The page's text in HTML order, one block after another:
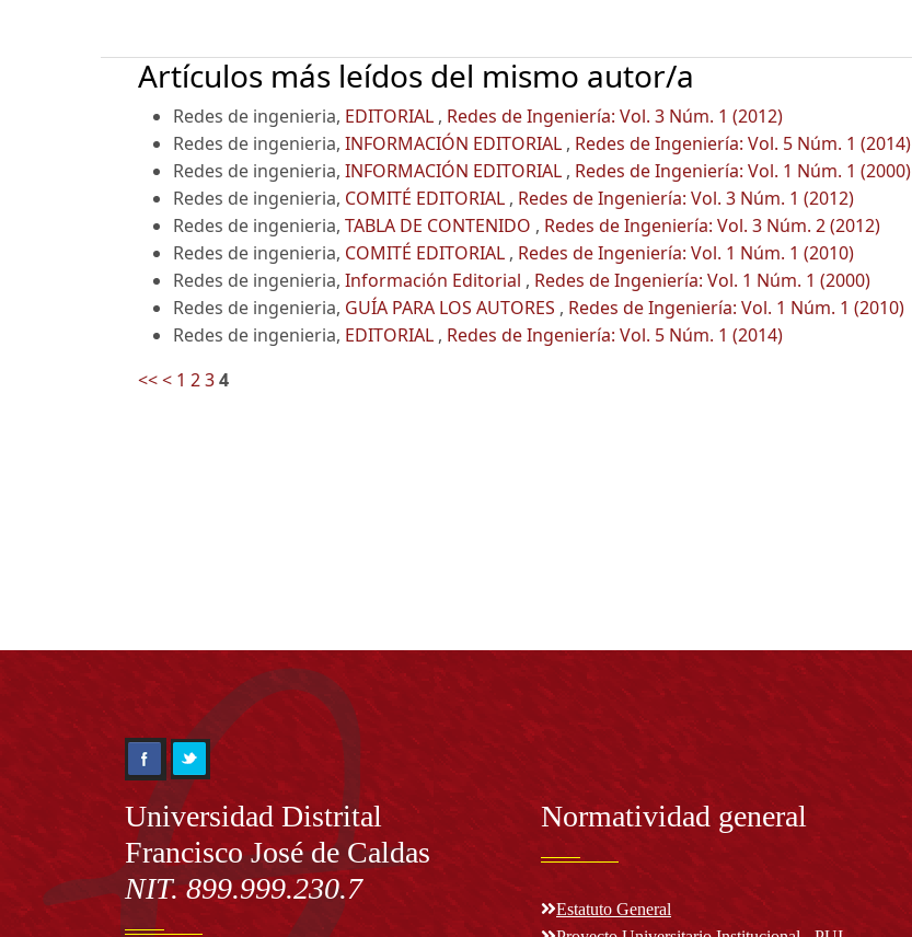
Artículos más leídos del mismo autor/a
Redes de ingenieria, EDITORIAL , Redes de Ingeniería: Vol. 3 Núm. 1 (2012)
Redes de ingenieria, INFORMACIÓN EDITORIAL , Redes de Ingeniería: Vol. 5 Núm. 1 (2014)
Redes de ingenieria, INFORMACIÓN EDITORIAL , Redes de Ingeniería: Vol. 1 Núm. 1 (2000)
Redes de ingenieria, COMITÉ EDITORIAL , Redes de Ingeniería: Vol. 3 Núm. 1 (2012)
Redes de ingenieria, TABLA DE CONTENIDO , Redes de Ingeniería: Vol. 3 Núm. 2 (2012)
Redes de ingenieria, COMITÉ EDITORIAL , Redes de Ingeniería: Vol. 1 Núm. 1 (2010)
Redes de ingenieria, Información Editorial , Redes de Ingeniería: Vol. 1 Núm. 1 (2000)
Redes de ingenieria, GUÍA PARA LOS AUTORES , Redes de Ingeniería: Vol. 1 Núm. 1 (2010)
Redes de ingenieria, EDITORIAL , Redes de Ingeniería: Vol. 5 Núm. 1 (2014)
<<< 1 234
Información
Universidad Distrital
Francisco José de Caldas
NIT. 899.999.230.7
Normatividad general
Estatuto General